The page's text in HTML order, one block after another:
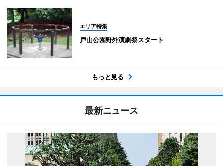
エリア特集
戸山公園野外演劇祭スタート
もっと見る
最新ニュース